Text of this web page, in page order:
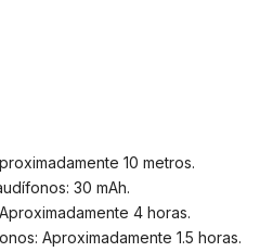
10 metros.
30 mAh.
4 horas.
Aproximadamente 1.5 horas.